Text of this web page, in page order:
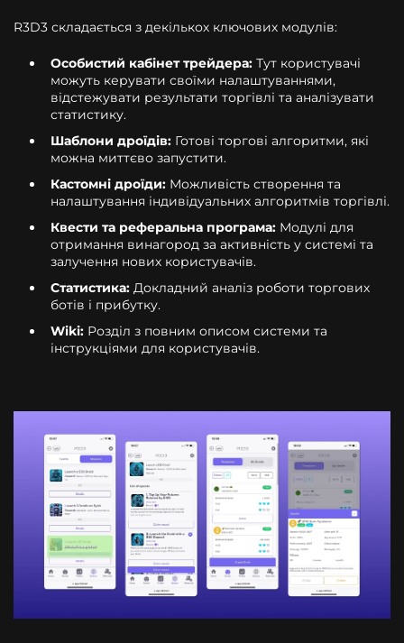
R3D3 складається з декількох ключових модулів:
Особистий кабінет трейдера: Тут користувачі
можуть керувати своїми налаштуваннями,
відстежувати результати торгівлі та аналізувати
статистику.
Шаблони дроїдів: Готові торгові алгоритми, які
можна миттєво запустити.
Кастомні дроїди: Можливість створення та
налаштування індивідуальних алгоритмів торгівлі.
Квести та реферальна програма: Модулі для
отримання винагород за активність у системі та
залучення нових користувачів.
Статистика: Докладний аналіз роботи торгових
ботів і прибутку.
Wiki: Розділ з повним описом системи та
інструкціями для користувачів.